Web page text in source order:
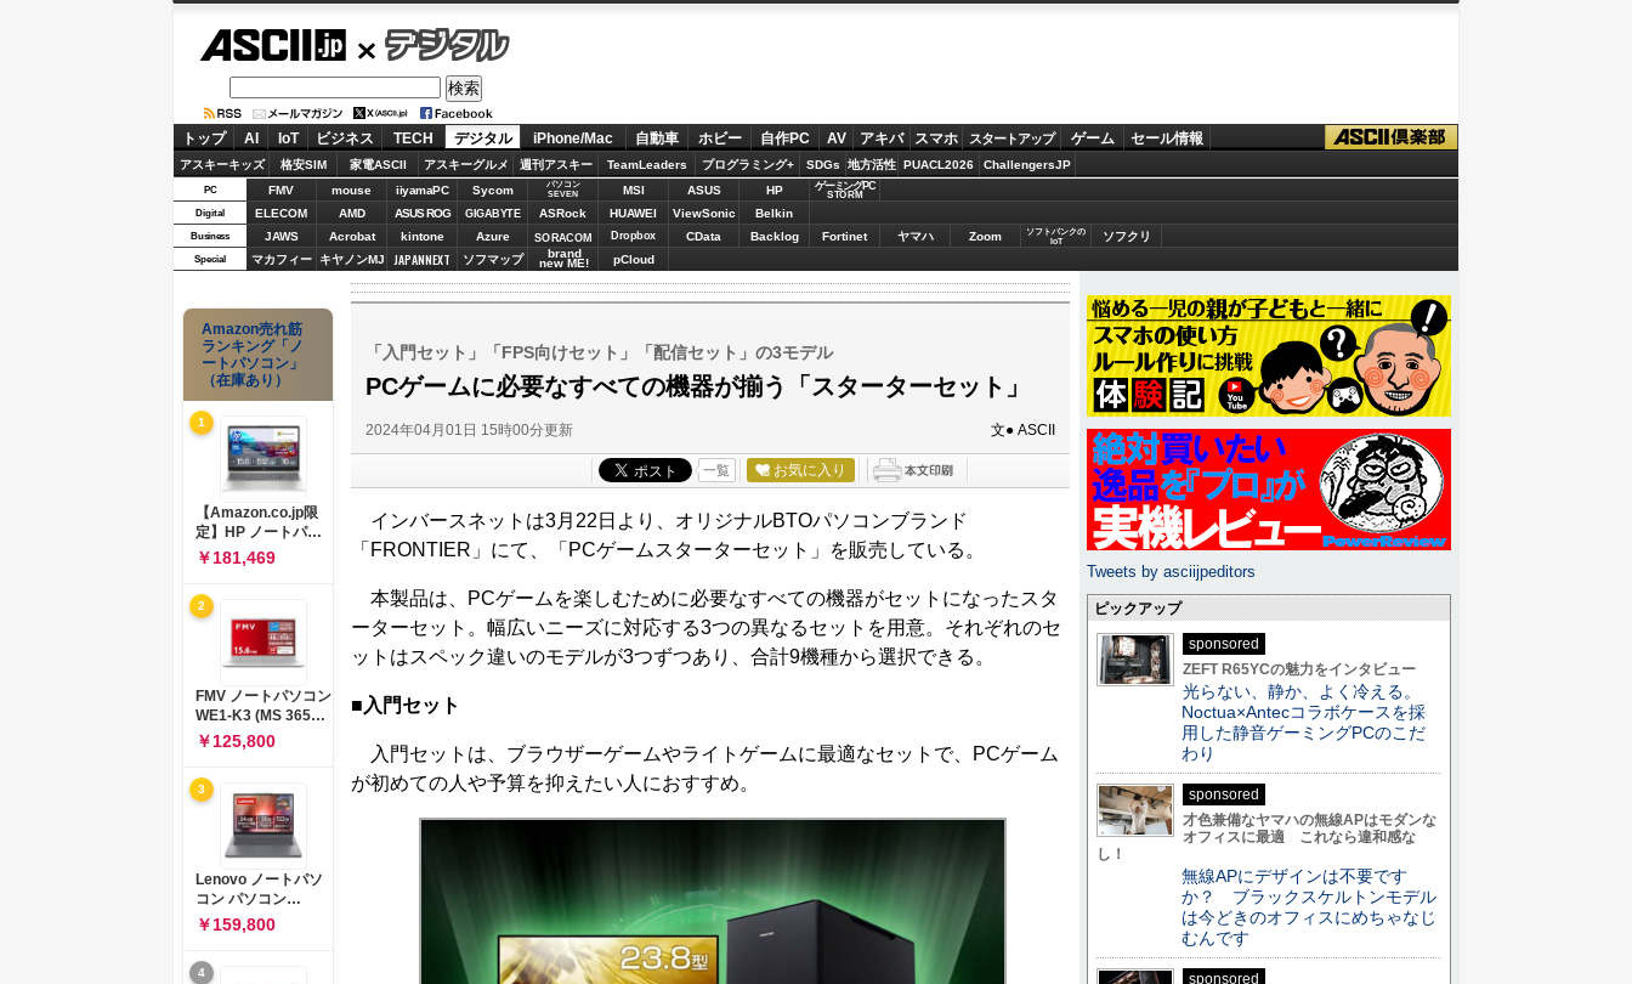
デジタル
トップ AI IoT ビジネス TECH デジタル iPhone/Mac 自動車 ホビー 自作PC AV アキバ スマホ スタートアップ ゲーム セール情報
アスキーキッズ 格安SIM 家電ASCII アスキーグルメ 週刊アスキー TeamLeaders プログラミング+ SDGs 地方活性 PUACL2026 ChallengersJP
PC FMV mouse iiyamaPC Sycom
パソコン
SEVEN
MSI ASUS HP ゲーミングPC
STORM
Digital ELECOM AMD ASUS ROG GIGABYTE ASRock HUAWEI ViewSonic Belkin
Business JAWS Acrobat kintone Azure SORACOM Dropbox CData Backlog Fortinet ヤマハ Zoom
ソフトバンクの
IoT
ソフクリ
Special マカフィー キヤノンMJ JAPANNEXT ソフマップ brand
new ME! pCloud
「入門セット」「FPS向けセット」「配信セット」の3モデル
PCゲームに必要なすべての機器が揃う「スターターセット」
2024年04月01日 15時00分更新 文● ASCII
一覧 お気に入り
インバースネットは3月22日より、オリジナルBTOパソコンブランド
「FRONTIER」にて、「PCゲームスターターセット」を販売している。
本製品は、PCゲームを楽しむために必要なすべての機器がセットになったスタ
ーターセット。幅広いニーズに対応する3つの異なるセットを用意。それぞれのセ
ットはスペック違いのモデルが3つずつあり、合計9機種から選択できる。
■入門セット
入門セットは、ブラウザーゲームやライトゲームに最適なセットで、PCゲーム
が初めての人や予算を抑えたい人におすすめ。
Amazon売れ筋
ランキング「ノ
ートパソコン」
（在庫あり）
1
【Amazon.co.jp限
定】HP ノートパソ
コン 15-fd 15.6イン
チ インテル Core 5
120U メモリ16GB
SSD512GB
Windows 11
Microsoft Office
2024搭載 WPS
Office搭載 カメラシ
ャッター 指紋認証 薄
型 Copilotキー搭載
ナチュラルシルバー
￥181,469
2
FMV ノートパソコン
WE1-K3 (MS 365
Personal/Copilotキ
ー搭載/Win 11/15.6
型/Core
i5/16GB/SSD
512GB/ホワイト)
FMVWK3E15W_AZ
￥125,800
3
Lenovo ノートパソ
コン パソコン
IdeaPad Slim 3 14.0
インチ AMD
Ryzen™ 5 8640HS
メモリ16GB
￥159,800
4
Tweets by asciijpeditors
ピックアップ
sponsored
ZEFT R65YCの魅力をインタビュー
光らない、静か、よく冷える。
Noctua×Antecコラボケースを採
用した静音ゲーミングPCのこだ
わり
sponsored
才色兼備なヤマハの無線APはモダンな
オフィスに最適 これなら違和感な
し！
無線APにデザインは不要です
か？ ブラックスケルトンモデル
は今どきのオフィスにめちゃなじ
むんです
sponsored